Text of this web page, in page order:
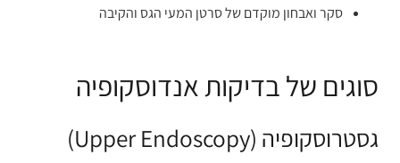
סקר ואבחון מוקדם של סרטן המעי הגס והקיבה
סוגים של בדיקות אנדוסקופיה
גסטרוסקופיה (Upper Endoscopy)